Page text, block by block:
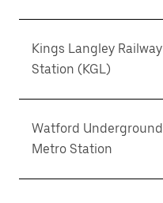
Kings Langley Railway
Station (KGL)
Watford Underground
Metro Station